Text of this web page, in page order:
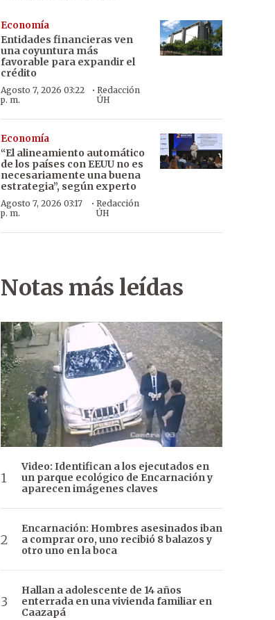
Economía
Entidades financieras ven
una coyuntura más
favorable para expandir el
crédito
Agosto 7, 2026 03:22
p. m.
· Redacción
ÚH
Economía
“El alineamiento automático
de los países con EEUU no es
necesariamente una buena
estrategia”, según experto
Agosto 7, 2026 03:17
p. m.
· Redacción
ÚH
Notas más leídas
Video: Identifican a los ejecutados en
un parque ecológico de Encarnación y
aparecen imágenes claves
Encarnación: Hombres asesinados iban
a comprar oro, uno recibió 8 balazos y
otro uno en la boca
Hallan a adolescente de 14 años
enterrada en una vivienda familiar en
Caazapá